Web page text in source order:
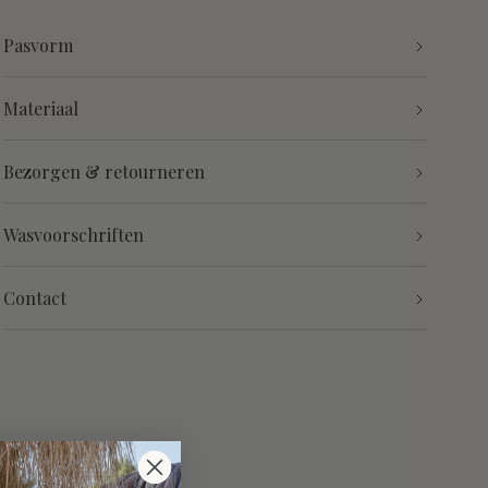
Pasvorm
Materiaal
Bezorgen & retourneren
Wasvoorschriften
Contact